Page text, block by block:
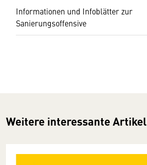
Informationen und Infoblätter zur
Sanierungsoffensive
Weitere interessante Artikel